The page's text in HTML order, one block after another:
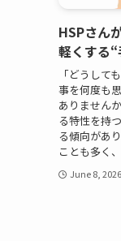
HSPさん
軽くする
「どうして
事を何度も
ありません
る特性を持
る傾向があ
ことも多く
June 8, 2026